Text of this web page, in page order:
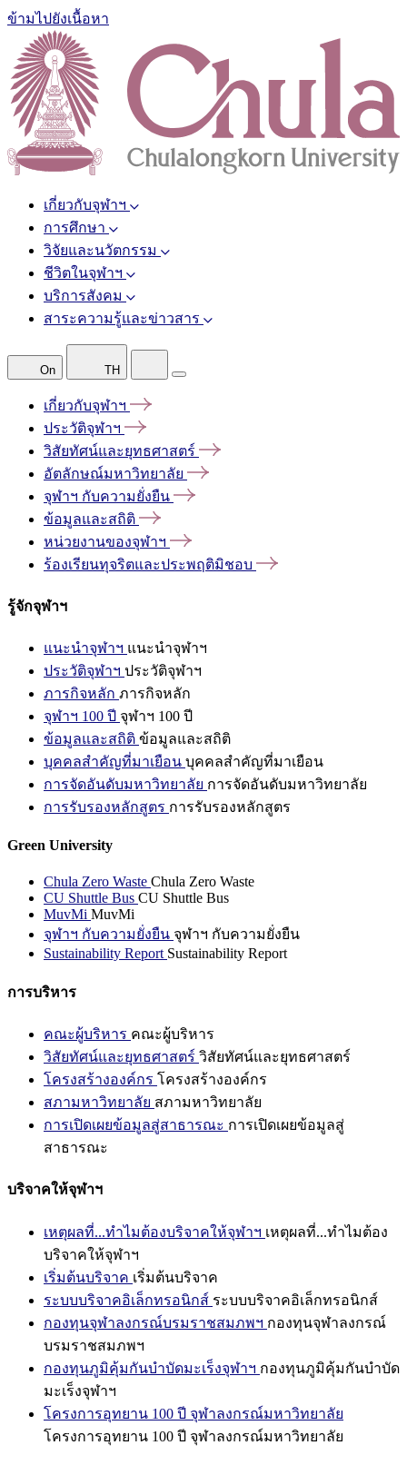
ข้ามไปยังเนื้อหา
เกี่ยวกับจุฬาฯ
การศึกษา
วิจัยและนวัตกรรม
ชีวิตในจุฬาฯ
บริการสังคม
สาระความรู้และข่าวสาร
On TH
เกี่ยวกับจุฬาฯ
ประวัติจุฬาฯ
วิสัยทัศน์และยุทธศาสตร์
อัตลักษณ์มหาวิทยาลัย
จุฬาฯ กับความยั่งยืน
ข้อมูลและสถิติ
หน่วยงานของจุฬาฯ
ร้องเรียนทุจริตและประพฤติมิชอบ
รู้จักจุฬาฯ
แนะนำจุฬาฯ แนะนำจุฬาฯ
ประวัติจุฬาฯ ประวัติจุฬาฯ
ภารกิจหลัก ภารกิจหลัก
จุฬาฯ 100 ปี จุฬาฯ 100 ปี
ข้อมูลและสถิติ ข้อมูลและสถิติ
บุคคลสำคัญที่มาเยือน บุคคลสำคัญที่มาเยือน
การจัดอันดับมหาวิทยาลัย การจัดอันดับมหาวิทยาลัย
การรับรองหลักสูตร การรับรองหลักสูตร
Green University
Chula Zero Waste Chula Zero Waste
CU Shuttle Bus CU Shuttle Bus
MuvMi MuvMi
จุฬาฯ กับความยั่งยืน จุฬาฯ กับความยั่งยืน
Sustainability Report Sustainability Report
การบริหาร
คณะผู้บริหาร คณะผู้บริหาร
วิสัยทัศน์และยุทธศาสตร์ วิสัยทัศน์และยุทธศาสตร์
โครงสร้างองค์กร โครงสร้างองค์กร
สภามหาวิทยาลัย สภามหาวิทยาลัย
การเปิดเผยข้อมูลสู่สาธารณะ การเปิดเผยข้อมูลสู่
สาธารณะ
บริจาคให้จุฬาฯ
เหตุผลที่...ทำไมต้องบริจาคให้จุฬาฯ เหตุผลที่...ทำไมต้อง
บริจาคให้จุฬาฯ
เริ่มต้นบริจาค เริ่มต้นบริจาค
ระบบบริจาคอิเล็กทรอนิกส์ ระบบบริจาคอิเล็กทรอนิกส์
กองทุนจุฬาลงกรณ์บรมราชสมภพฯ กองทุนจุฬาลงกรณ์
บรมราชสมภพฯ
กองทุนภูมิคุ้มกันบำบัดมะเร็งจุฬาฯ กองทุนภูมิคุ้มกันบำบัด
มะเร็งจุฬาฯ
โครงการอุทยาน 100 ปี จุฬาลงกรณ์มหาวิทยาลัย
โครงการอุทยาน 100 ปี จุฬาลงกรณ์มหาวิทยาลัย